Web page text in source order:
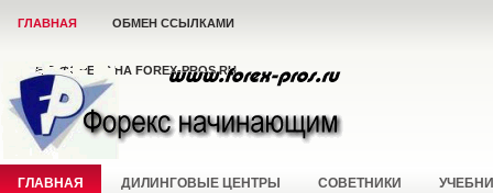
ГЛАВНАЯ ОБМЕН ССЫЛКАМИ
ВСЁ О ФОРЕКС НА FOREX-PROS.RU
ГЛАВНАЯ ДИЛИНГОВЫЕ ЦЕНТРЫ СОВЕТНИКИ